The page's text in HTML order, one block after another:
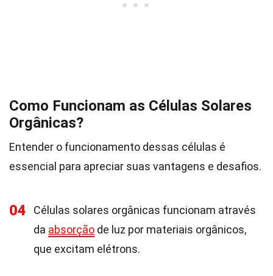
Como Funcionam as Células Solares
Orgânicas?
Entender o funcionamento dessas células é
essencial para apreciar suas vantagens e desafios.
04
Células solares orgânicas funcionam através
da absorção de luz por materiais orgânicos,
que excitam elétrons.